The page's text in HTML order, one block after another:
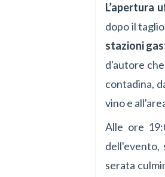
L’apertura
dopo il
stazioni
d'autore
contadina,
vino e
Alle ore
dell'evento,
serata